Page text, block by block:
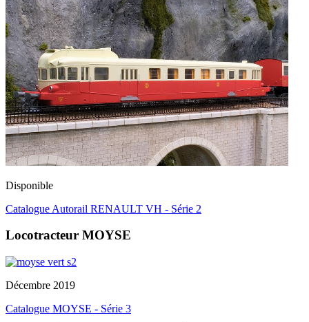
Disponible
Catalogue Autorail RENAULT VH - Série 2
Locotracteur MOYSE
Décembre 2019
Catalogue MOYSE - Série 3